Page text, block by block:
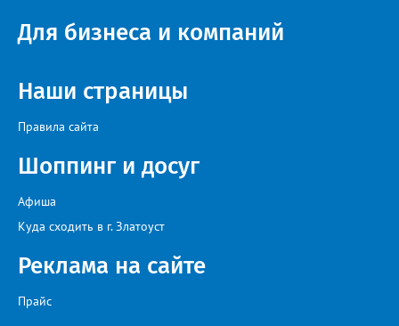
идейный вдохновитель, организатор фестиваля, эстрадный
певец, победитель главного патриотического конкурса страны
искусства «Золотая лира», участник телевизионных проектов
на Первом канале, обладатель звания «Голос страны» Алексей
Для бизнеса и компаний
Наши страницы
Правила сайта
Шоппинг и досуг
Афиша
Куда сходить в г. Златоуст
Реклама на сайте
Прайс